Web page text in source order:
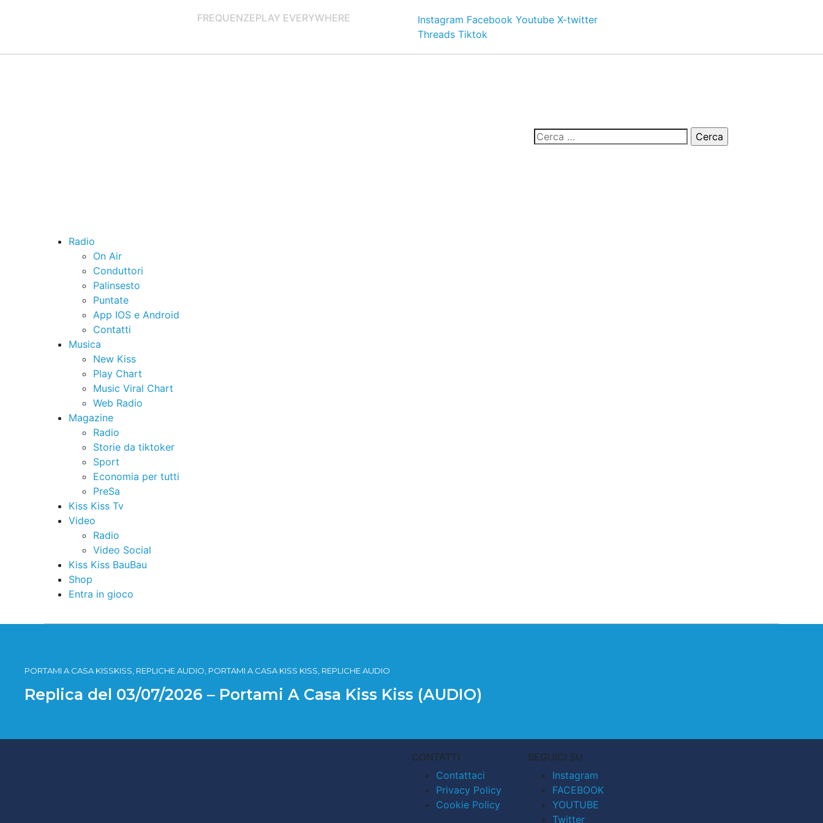
FREQUENZEPLAY EVERYWHERE Instagram Facebook Youtube X-twitter
Threads Tiktok
Radio
On Air
Conduttori
Palinsesto
Puntate
App IOS e Android
Contatti
Musica
New Kiss
Play Chart
Music Viral Chart
Web Radio
Magazine
Radio
Storie da tiktoker
Sport
Economia per tutti
PreSa
Kiss Kiss Tv
Video
Radio
Video Social
Kiss Kiss BauBau
Shop
Entra in gioco
PORTAMI A CASA KISSKISS, REPLICHE AUDIO, PORTAMI A CASA KISS KISS, REPLICHE AUDIO
Replica del 03/07/2026 – Portami A Casa Kiss Kiss (AUDIO)
CONTATTI
Contattaci
Privacy Policy
Cookie Policy
SEGUICI SU
Instagram
FACEBOOK
YOUTUBE
Twitter